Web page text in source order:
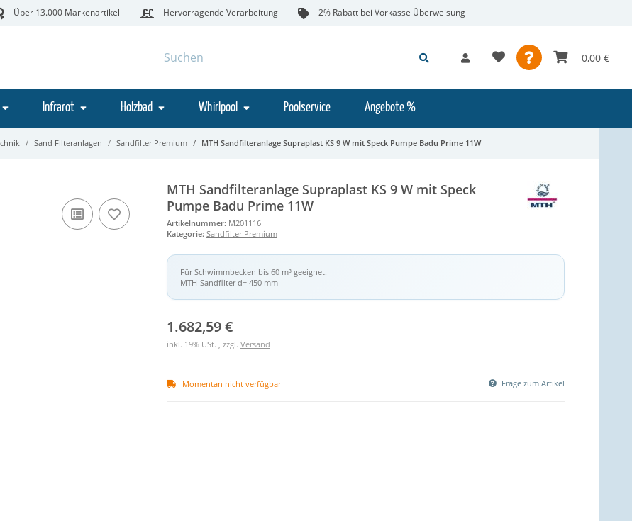
Über 13.000 Markenartikel Hervorragende Verarbeitung 2% Rabatt bei Vorkasse Überweisung
0,00 €
Infrarot Holzbad Whirlpool Poolservice Angebote %
Sand Filteranlagen Sandfilter Premium MTH Sandfilteranlage Supraplast KS 9 W mit Speck Pumpe Badu Prime 11W
MTH Sandfilteranlage Supraplast KS 9 W mit Speck
Pumpe Badu Prime 11W
Artikelnummer: M201116
Kategorie: Sandfilter Premium
Für Schwimmbecken bis 60 m³ geeignet.
MTH-Sandfilter d= 450 mm
1.682,59 €
inkl. 19% USt. , zzgl. Versand
Momentan nicht verfügbar Frage zum Artikel